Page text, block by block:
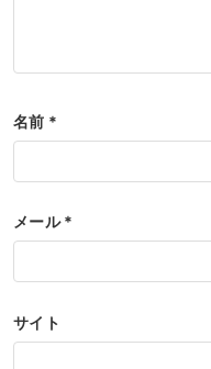
名前 *
メール*
サイト